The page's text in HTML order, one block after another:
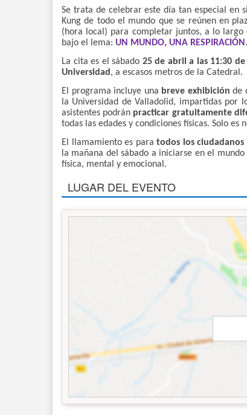
Se trata de celebrar este día tan especial en
Kung de todo el mundo que se reúnen en
(hora local) para completar juntos, a lo
bajo el lema: UN MUNDO, UNA RESPIRACIÓN.
La cita es el sábado 25 de abril a las 11:30
Universidad, a escasos metros de la Catedral.
El programa incluye una breve exhibición de
la Universidad de Valladolid, impartidas por
asistentes podrán practicar gratuitamente
todas las edades y condiciones físicas. Solo es
El llamamiento es paratodos los
la mañana del sábado a iniciarse en el
física, mental y emocional.
LUGAR DEL EVENTO